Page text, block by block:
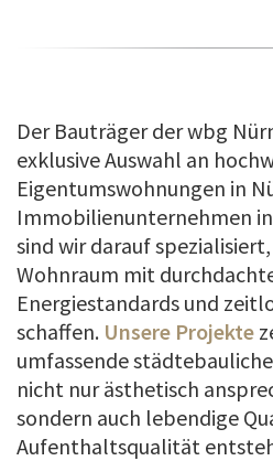
Der Bauträger der wbg
exklusive Auswahl an
Eigentumswohnungen in
Immobilienunternehmen
sind wir darauf
Wohnraum mit
Energiestandards und
schaffen. Unsere Projekte
umfassende
nicht nur ästhetisch
sondern auch lebendige
Aufenthaltsqualität